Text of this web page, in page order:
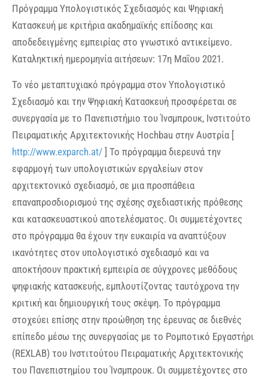
Πρόγραμμα Υπολογιστικός Σχεδιασμός και Ψηφιακή
Κατασκευή με κριτήρια ακαδημαϊκής επίδοσης και
αποδεδειγμένης εμπειρίας στο γνωστικό αντικείμενο.
Καταληκτική ημερομηνία αιτήσεων: 17η Μαΐου 2021.
Το νέο μεταπτυχιακό πρόγραμμα στον Υπολογιστικό
Σχεδιασμό και την Ψηφιακή Κατασκευή προσφέρεται σε
συνεργασία με το Πανεπιστήμιο του Ίνσμπρουκ, Ινστιτούτο
Πειραματικής Αρχιτεκτονικής Hochbau στην Αυστρία [
http://www.exparch.at/ ] Το πρόγραμμα διερευνά την
εφαρμογή των υπολογιστικών εργαλείων στον
αρχιτεκτονικό σχεδιασμό, σε μια προσπάθεια
επαναπροσδιορισμού της σχέσης σχεδιαστικής πρόθεσης
και κατασκευαστικού αποτελέσματος. Οι συμμετέχοντες
στο πρόγραμμα θα έχουν την ευκαιρία να αναπτύξουν
ικανότητες στον υπολογιστικό σχεδιασμό και να
αποκτήσουν πρακτική εμπειρία σε σύγχρονες μεθόδους
ψηφιακής κατασκευής, εμπλουτίζοντας ταυτόχρονα την
κριτική και δημιουργική τους σκέψη. Το πρόγραμμα
στοχεύει επίσης στην προώθηση της έρευνας σε διεθνές
επίπεδο μέσω της συνεργασίας με το Ρομποτικό Εργαστήρι
(REXLAB) του Ινστιτούτου Πειραματικής Αρχιτεκτονικής
του Πανεπιστημίου του Ίνσμπρουκ. Οι συμμετέχοντες στο